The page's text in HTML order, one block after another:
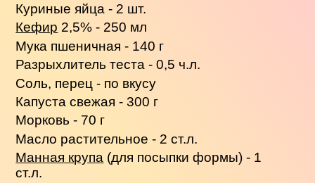
Куриные яйца - 2 шт.
Кефир 2,5% - 250 мл
Мука пшеничная - 140 г
Разрыхлитель теста - 0,5 ч.л.
Соль, перец - по вкусу
Капуста свежая - 300 г
Морковь - 70 г
Масло растительное - 2 ст.л.
Манная крупа (для посыпки формы) - 1
ст.л.